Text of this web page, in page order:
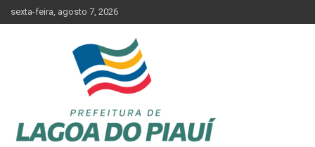
to
sexta-feira, agosto 7, 2026